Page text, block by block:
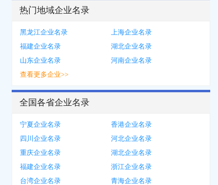
热门地域企业名录
黑龙江企业名录
上海企业名录
福建企业名录
湖北企业名录
山东企业名录
河南企业名录
查看更多企业>>
全国各省企业名录
宁夏企业名录
香港企业名录
四川企业名录
河北企业名录
重庆企业名录
湖北企业名录
福建企业名录
浙江企业名录
台湾企业名录
青海企业名录